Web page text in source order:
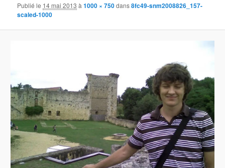
Publié le 14 mai 2013 à1000 × 750dans8fc49-snm2008826_157-
scaled-1000